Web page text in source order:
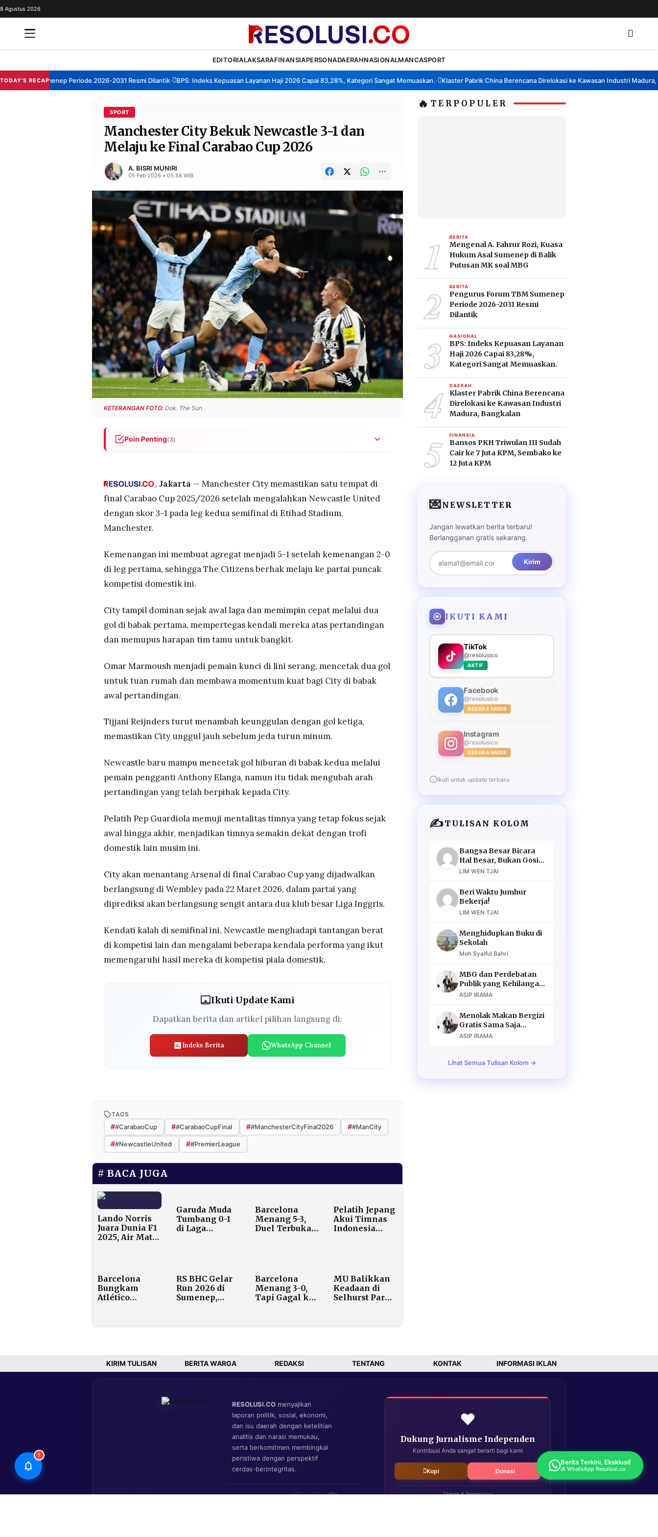
REDAKSI
BERITA
WARGA
SERVICE
8 Agustus 2026
EDITORIALAKSARAFINANSIAPERSONADAERAHNASIONALMANCASPORT
TODAY'S RECAP
TBM Sumenep Periode 2026-2031 Resmi Dilantik• BPS: Indeks Kepuasan Layanan Haji 2026 Capai 83,28%, Kategori Sangat Memuaskan.• Klaster Pabrik China Berencana Direlokasi ke Kawasan Industri Madura,
SPORT
Manchester City Bekuk Newcastle 3-1 dan
Melaju ke Final Carabao Cup 2026
A. BISRI MUNIRI
05 Feb 2026 • 05:58 WIB
KETERANGAN FOTO: Dok. The Sun
Poin Penting(3)
Omar Marmoush mencetak dua gol, didukung oleh satu gol dari Tijjani Reijnders;
Wembley.
, Jakarta — Manchester City memastikan satu tempat di
final Carabao Cup 2025/2026 setelah mengalahkan Newcastle United
dengan skor 3-1 pada leg kedua semifinal di Etihad Stadium,
Manchester.
Kemenangan ini membuat agregat menjadi 5-1 setelah kemenangan 2-0
di leg pertama, sehingga The Citizens berhak melaju ke partai puncak
kompetisi domestik ini.
City tampil dominan sejak awal laga dan memimpin cepat melalui dua
gol di babak pertama, mempertegas kendali mereka atas pertandingan
dan memupus harapan tim tamu untuk bangkit.
Omar Marmoush menjadi pemain kunci di lini serang, mencetak dua gol
untuk tuan rumah dan membawa momentum kuat bagi City di babak
awal pertandingan.
Tijjani Reijnders turut menambah keunggulan dengan gol ketiga,
memastikan City unggul jauh sebelum jeda turun minum.
Newcastle baru mampu mencetak gol hiburan di babak kedua melalui
pemain pengganti Anthony Elanga, namun itu tidak mengubah arah
pertandingan yang telah berpihak kepada City.
Pelatih Pep Guardiola memuji mentalitas timnya yang tetap fokus sejak
awal hingga akhir, menjadikan timnya semakin dekat dengan trofi
domestik lain musim ini.
City akan menantang Arsenal di final Carabao Cup yang dijadwalkan
berlangsung di Wembley pada 22 Maret 2026, dalam partai yang
diprediksi akan berlangsung sengit antara dua klub besar Liga Inggris.
Kendati kalah di semifinal ini, Newcastle menghadapi tantangan berat
di kompetisi lain dan mengalami beberapa kendala performa yang ikut
memengaruhi hasil mereka di kompetisi piala domestik.
Ikuti Update Kami
Dapatkan berita dan artikel pilihan langsung di:
Indeks Berita WhatsApp Channel
TAGS
##CarabaoCup ##CarabaoCupFinal ##ManchesterCityFinal2026 ##ManCity
##NewcastleUnited ##PremierLeague
BACA JUGA
Lando Norris
Juara Dunia F1
2025, Air Mata
Garuda Muda
Tumbang 0-1
di Laga
Barcelona
Menang 5-3,
Duel Terbuka
Pelatih Jepang
Akui Timnas
Indonesia
Barcelona
Bungkam
Atlético
RS BHC Gelar
Run 2026 di
Sumenep,
Barcelona
Menang 3-0,
Tapi Gagal ke
MU Balikkan
Keadaan di
Selhurst Park,
🔥 TERPOPULER
1 BERITA
Mengenal A. Fahrur Rozi, Kuasa
Hukum Asal Sumenep di Balik
Putusan MK soal MBG
2 BERITA
Pengurus Forum TBM Sumenep
Periode 2026-2031 Resmi
Dilantik
3 NASIONAL
BPS: Indeks Kepuasan Layanan
Haji 2026 Capai 83,28%,
Kategori Sangat Memuaskan.
4 DAERAH
Klaster Pabrik China Berencana
Direlokasi ke Kawasan Industri
Madura, Bangkalan
5 FINANSIA
Bansos PKH Triwulan III Sudah
Cair ke 7 Juta KPM, Sembako ke
12 Juta KPM
💌NEWSLETTER
Jangan lewatkan berita terbaru!
Berlangganan gratis sekarang.
Kirim
IKUTI KAMI
TikTok
@resolusico
AKTIF
Facebook
@resolusico
SEGERA HADIR
Instagram
@resolusico
SEGERA HADIR
Ikuti untuk update terbaru
✍️TULISAN KOLOM
Bangsa Besar Bicara
Hal Besar, Bukan Gosip
Murahan
LIM WEN TJAI
Beri Waktu Jumhur
Bekerja!
LIM WEN TJAI
Menghidupkan Buku di
Sekolah
Moh Syaiful Bahri
MBG dan Perdebatan
Publik yang Kehilangan
Argumen
ASIP IRAMA
Menolak Makan Bergizi
Gratis Sama Saja
Menolak Masa Depan
ASIP IRAMA
Lihat Semua Tulisan Kolom →
KIRIM TULISAN BERITA WARGA REDAKSI TENTANG KONTAK INFORMASI IKLAN
RESOLUSI.CO menyajikan
laporan politik, sosial, ekonomi,
dan isu daerah dengan ketelitian
analitis dan narasi memukau,
serta berkomitmen membingkai
peristiwa dengan perspektif
cerdas-berintegritas.
❤️
Dukung Jurnalisme Independen
Kontribusi Anda sangat berarti bagi kami
Kopi Donasi
Aman & Terpercaya
!
Berita Terkini, Eksklusif
di WhatsApp Resolusi.co